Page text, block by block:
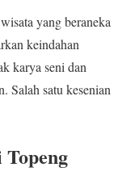
yang beraneka
keindahan
karya seni dan
Salah satu kesenian
Topeng